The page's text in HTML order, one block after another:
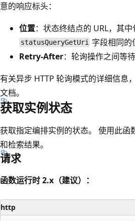
意的响应标头：
位置：状态终结点的 URL，其中
statusQueryGetUri 字段相同的
Retry-After：轮询操作之间等
有关异步 HTTP 轮询模式的详细信息
文档。
获取实例状态
获取指定编排实例的状态。 使用此函
和检索结果。
请求
函数运行时 2.x（建议）：
http